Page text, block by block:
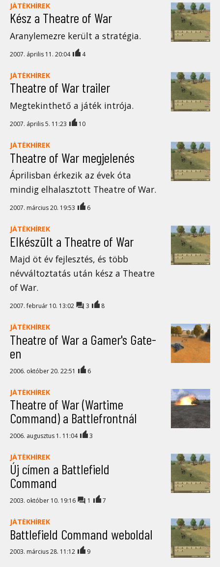
JÁTÉKHÍREK
Kész a Theatre of War
Aranylemezre került a stratégia.
2007. április 11. 20:04 4
JÁTÉKHÍREK
Theatre of War trailer
Megtekinthető a játék intrója.
2007. április 5. 11:23 10
JÁTÉKHÍREK
Theatre of War megjelenés
Áprilisban érkezik az évek óta
mindig elhalasztott Theatre of War.
2007. március 20. 19:53 6
JÁTÉKHÍREK
Elkészült a Theatre of War
Majd öt év fejlesztés, és több
névváltoztatás után kész a Theatre
of War.
2007. február 10. 13:02 3 8
JÁTÉKHÍREK
Theatre of War a Gamer's Gate-
en
2006. október 20. 22:51 6
JÁTÉKHÍREK
Theatre of War (Wartime
Command) a Battlefrontnál
2006. augusztus 1. 11:04 3
JÁTÉKHÍREK
Új címen a Battlefield
Command
2003. október 10. 19:16 1 7
JÁTÉKHÍREK
Battlefield Command weboldal
2003. március 28. 11:12 9